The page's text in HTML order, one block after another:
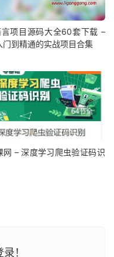
言项目源码大全60套下载 –
门到精通的实战项目合集
网 – 深度学习爬虫验证码识
！